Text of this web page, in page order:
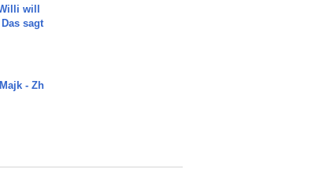
will
sagt
- Zh